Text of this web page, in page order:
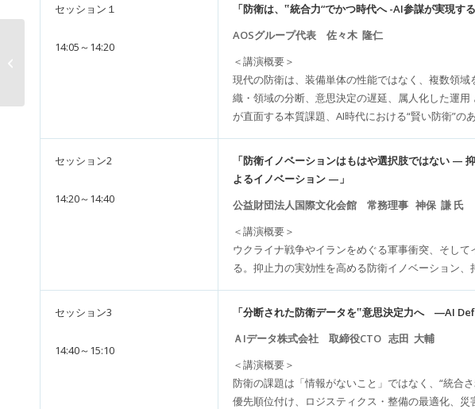
セッション１
14:05～14:20
「防衛は、‟統合力“でかつ時代へ -AI参謀が実現す
AOSグループ代表 佐々木 隆仁
＜講演概要＞
現代の防衛は、装備単体の性能ではなく、複数領
織・領域の分断、意思決定の遅延、属人化した運
が直面する本質課題、AI時代における“賢い防衛”の
セッション2
14:20～14:40
「防衛イノベーションはもはや選択肢ではない —
よるイノベーション —」
公益財団法人国際文化会館 常務理事 神保 謙 氏
＜講演概要＞
ウクライナ戦争やイランをめぐる軍事衝突、そし
る。抑止力の実効性を高める防衛イノベーション
セッション3
14:40～15:10
「分断された防衛データを‟意思決定力へ ―AI
ＡIデータ株式会社 取締役CTO 志田 大輔
＜講演概要＞
防衛の課題は「情報がないこと」ではなく、“統合
優先順位付け、ロジスティクス・整備の最適化、
頑張って運んでいるの